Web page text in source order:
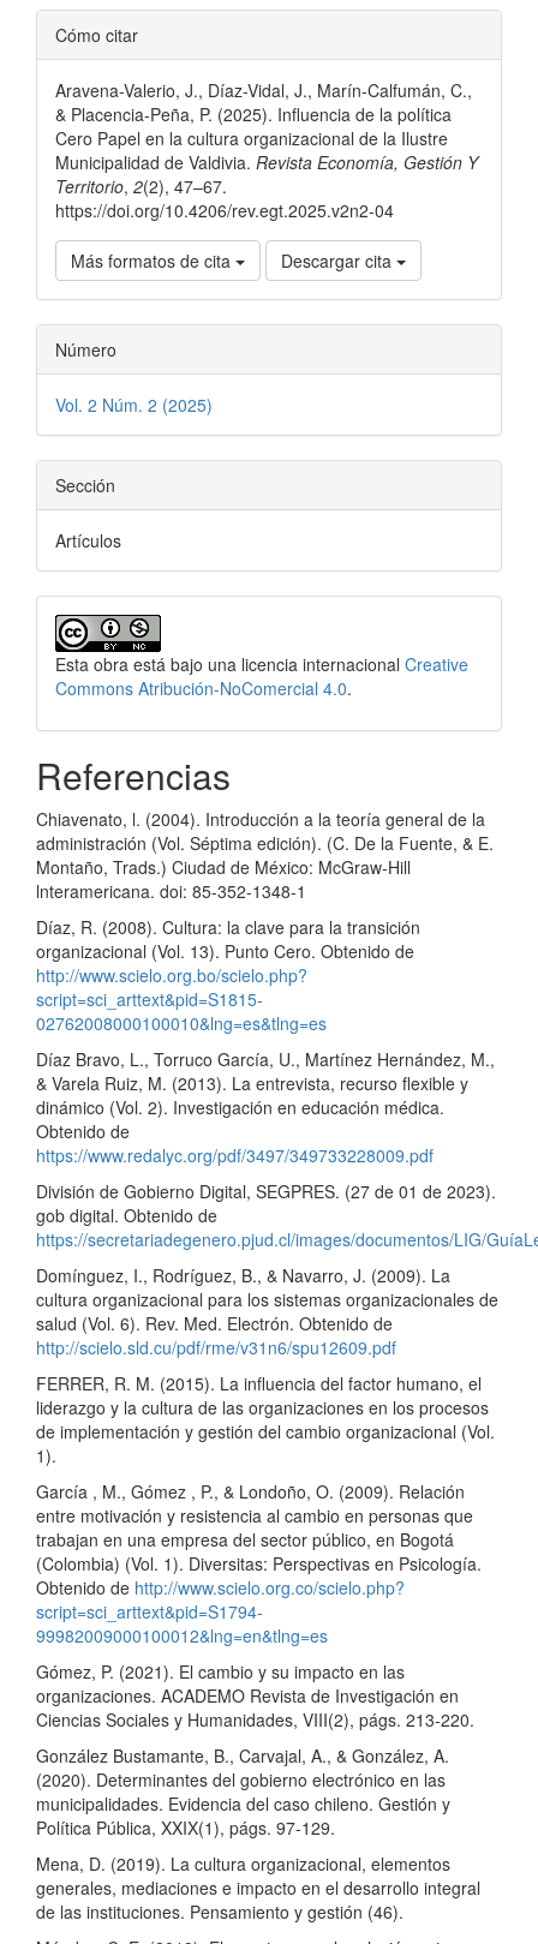
Detalles
del
artículo
Cómo citar
Aravena-Valerio, J., Díaz-Vidal, J., Marín-Calfumán, C.,
& Placencia-Peña, P. (2025). Influencia de la política
Cero Papel en la cultura organizacional de la Ilustre
Municipalidad de Valdivia. Revista Economía, Gestión Y
Territorio, 2(2), 47–67.
https://doi.org/10.4206/rev.egt.2025.v2n2-04
Más formatos de cita Descargar cita
Número
Vol. 2 Núm. 2 (2025)
Sección
Artículos
Esta obra está bajo una licencia internacional Creative
Commons Atribución-NoComercial 4.0.
Referencias
Chiavenato, l. (2004). Introducción a la teoría general de la
administración (Vol. Séptima edición). (C. De la Fuente, & E.
Montaño, Trads.) Ciudad de México: McGraw-Hill
lnteramericana. doi: 85-352-1348-1
Díaz, R. (2008). Cultura: la clave para la transición
organizacional (Vol. 13). Punto Cero. Obtenido de
http://www.scielo.org.bo/scielo.php?
script=sci_arttext&pid=S1815-
02762008000100010&lng=es&tlng=es
Díaz Bravo, L., Torruco García, U., Martínez Hernández, M.,
& Varela Ruiz, M. (2013). La entrevista, recurso flexible y
dinámico (Vol. 2). Investigación en educación médica.
Obtenido de
https://www.redalyc.org/pdf/3497/349733228009.pdf
División de Gobierno Digital, SEGPRES. (27 de 01 de 2023).
gob digital. Obtenido de
https://secretariadegenero.pjud.cl/images/documentos/LIG/
Domínguez, I., Rodríguez, B., & Navarro, J. (2009). La
cultura organizacional para los sistemas organizacionales de
salud (Vol. 6). Rev. Med. Electrón. Obtenido de
http://scielo.sld.cu/pdf/rme/v31n6/spu12609.pdf
FERRER, R. M. (2015). La influencia del factor humano, el
liderazgo y la cultura de las organizaciones en los procesos
de implementación y gestión del cambio organizacional (Vol.
1).
García , M., Gómez , P., & Londoño, O. (2009). Relación
entre motivación y resistencia al cambio en personas que
trabajan en una empresa del sector público, en Bogotá
(Colombia) (Vol. 1). Diversitas: Perspectivas en Psicología.
Obtenido de http://www.scielo.org.co/scielo.php?
script=sci_arttext&pid=S1794-
99982009000100012&lng=en&tlng=es
Gómez, P. (2021). El cambio y su impacto en las
organizaciones. ACADEMO Revista de Investigación en
Ciencias Sociales y Humanidades, VIII(2), págs. 213-220.
González Bustamante, B., Carvajal, A., & González, A.
(2020). Determinantes del gobierno electrónico en las
municipalidades. Evidencia del caso chileno. Gestión y
Política Pública, XXIX(1), págs. 97-129.
Mena, D. (2019). La cultura organizacional, elementos
generales, mediaciones e impacto en el desarrollo integral
de las instituciones. Pensamiento y gestión (46).